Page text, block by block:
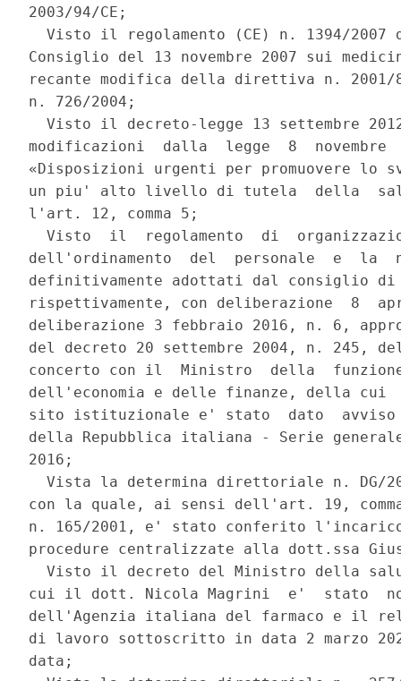
2003/94/CE;
Visto il regolamento (CE) n. 1394/2007
Consiglio del 13 novembre 2007 sui
recante modifica della direttiva n. 2001/
n. 726/2004;
Visto il decreto-legge 13 settembre
modificazioni  dalla  legge  8
«Disposizioni urgenti per promuovere lo
un piu' alto livello di tutela  della
l'art. 12, comma 5;
Visto  il  regolamento  di
dell'ordinamento  del  personale  e  la
definitivamente adottati dal consiglio di
rispettivamente, con deliberazione  8
deliberazione 3 febbraio 2016, n. 6,
del decreto 20 settembre 2004, n. 245,
concerto con il  Ministro  della
dell'economia e delle finanze, della cui
sito istituzionale e' stato  dato
della Repubblica italiana - Serie
2016;
Vista la determina direttoriale n. DG/
con la quale, ai sensi dell'art. 19,
n. 165/2001, e' stato conferito
procedure centralizzate alla dott.ssa
Visto il decreto del Ministro della
cui il dott. Nicola Magrini  e'  stato
dell'Agenzia italiana del farmaco e il
di lavoro sottoscritto in data 2 marzo
data;